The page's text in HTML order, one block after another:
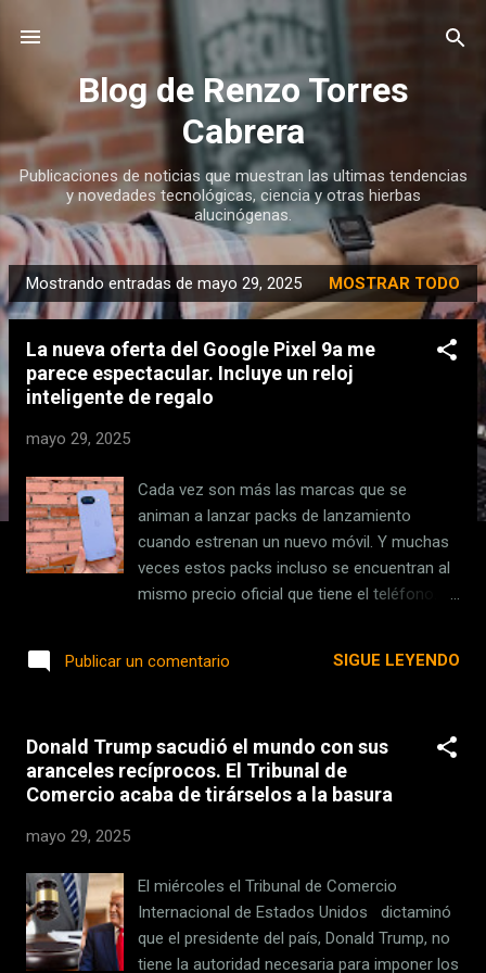
Ir al contenido principal
Blog de Renzo Torres
Cabrera
Publicaciones de noticias que muestran las ultimas tendencias
y novedades tecnológicas, ciencia y otras hierbas
alucinógenas.
E
n
Mostrando entradas de mayo 29, 2025 MOSTRAR TODO
La nueva oferta del Google Pixel 9a me
parece espectacular. Incluye un reloj
inteligente de regalo
mayo 29, 2025
Cada vez son más las marcas que se
animan a lanzar packs de lanzamiento
cuando estrenan un nuevo móvil. Y muchas
veces estos packs incluso se encuentran al
mismo precio oficial que tiene el teléfono.
nuevo Google Pixel 9a . Por el precio oficial
aproximadamente 199 euros. Además, el
pack está disponible en sus dos
configuraciones: Google Pixel 9a ( 128 GB ) +
Google Pixel 9a (128 GB) + Pixel Watch 2
(pack sólo en Amazon) Hoy en Amazon —
549,00 € MediaMarkt (sin reloj) — 549,00 € El
Corte Inglés (sin reloj) — 549,00 €
Publicar un comentario SIGUE LEYENDO
Donald Trump sacudió el mundo con sus
aranceles recíprocos. El Tribunal de
Comercio acaba de tirárselos a la basura
mayo 29, 2025
El miércoles el Tribunal de Comercio
Internacional de Estados Unidos dictaminó
que el presidente del país, Donald Trump, no
tiene la autoridad necesaria para imponer los